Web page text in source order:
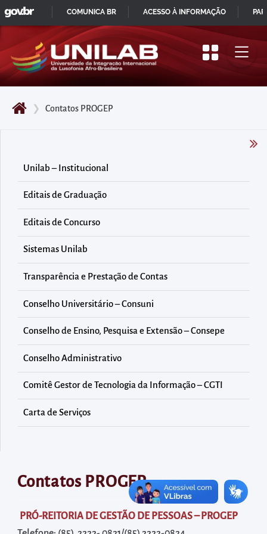
Pular
para
início
do
principal
Acessar
diretamente
o
Acessar
diretamente
área
para
realizar
buscas
internas
Acessar
no
❯ Contatos PROGEP
Contatos PROGEP
PRÓ-REITORIA DE GESTÃO DE PESSOAS – PROGEP
Unilab – Institucional
Editais de Graduação
Editais de Concurso
Sistemas Unilab
Transparência e Prestação de Contas
Conselho Universitário – Consuni
Conselho de Ensino, Pesquisa e Extensão – Consepe
Conselho Administrativo
Comitê Gestor de Tecnologia da Informação – CGTI
Carta de Serviços
IR
PARA
CONTEÚDO
GOVBR
COMUNICA BR ACESSO À INFORMAÇÃO